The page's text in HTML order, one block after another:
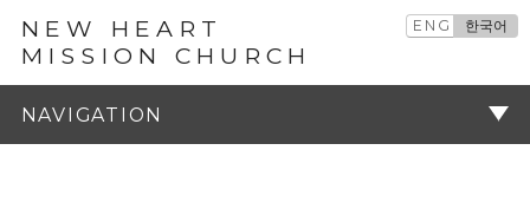
NEW HEART
MISSION CHURCH
ENG 한국어